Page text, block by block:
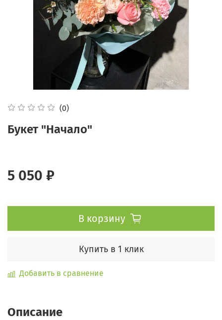
(0)
Букет "Начало"
5 050 ₽
В корзину
Купить в 1 клик
Добавить в сравнение
Описание